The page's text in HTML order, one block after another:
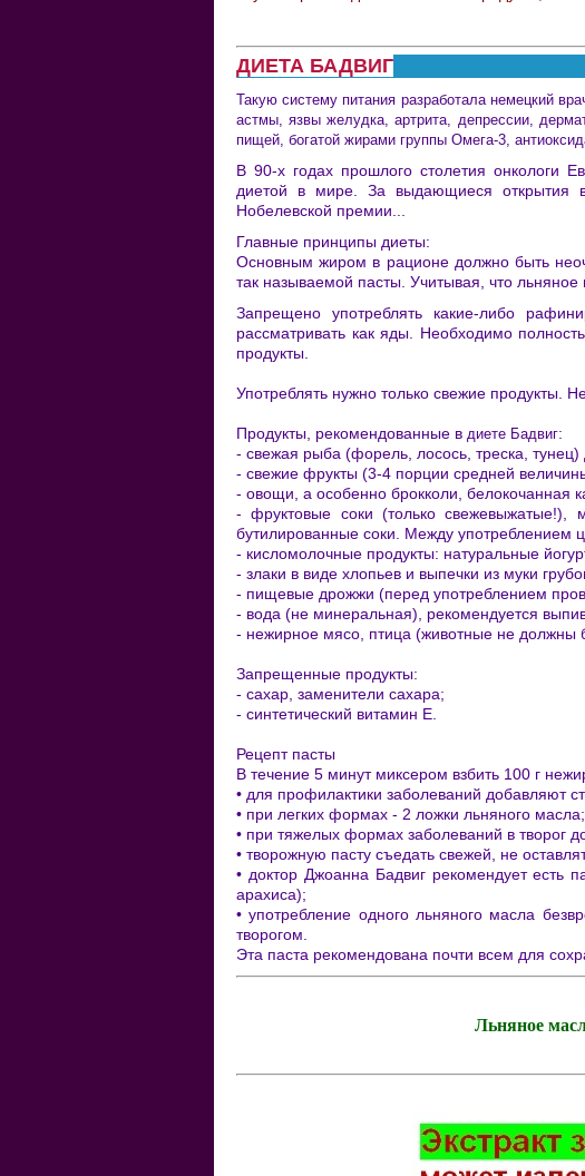
ДИЕТА БАДВИГ
Такую систему питания разработала немецкий
астмы, язвы желудка, артрита, депрессии,
пищей, богатой жирами группы Омега-3,
В 90-х годах прошлого столетия онкологи
диетой в мире. За выдающиеся открытия
Нобелевской премии...
Главные принципы диеты:
Основным жиром в рационе должно быть
так называемой пасты. Учитывая, что
Запрещено употреблять какие-либо
рассматривать как яды. Необходимо
продукты.
Употреблять нужно только свежие продукты.
Продукты, рекомендованные в диете Бадвиг:
- свежая рыба (форель, лосось, треска, тунец)
- свежие фрукты (3-4 порции средней
- овощи, а особенно брокколи, белокочанная
- фруктовые соки (только свежевыжатые!),
бутилированные соки. Между употреблением
- кисломолочные продукты: натуральные
- злаки в виде хлопьев и выпечки из муки
- пищевые дрожжи (перед употреблением
- вода (не минеральная), рекомендуется
- нежирное мясо, птица (животные не должны
Запрещенные продукты:
- сахар, заменители сахара;
- синтетический витамин Е.
Рецепт пасты
В течение 5 минут миксером взбить 100 г
• для профилактики заболеваний добавляют
• при легких формах - 2 ложки льняного масла;
• при тяжелых формах заболеваний в творог
• творожную пасту съедать свежей, не
• доктор Джоанна Бадвиг рекомендует есть
арахиса);
• употребление одного льняного масла
творогом.
Эта паста рекомендована почти всем для
Льняное